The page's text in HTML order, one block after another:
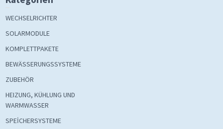
WECHSELRICHTER
SOLARMODULE
KOMPLETTPAKETE
BEWÄSSERUNGSSYSTEME
ZUBEHÖR
HEIZUNG, KÜHLUNG UND
WARMWASSER
SPEİCHERSYSTEME